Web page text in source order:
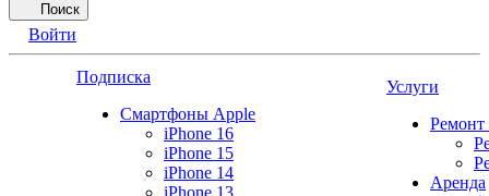
Поиск
Войти
Подписка
Смартфоны Apple
iPhone 16
iPhone 15
iPhone 14
iPhone 13
Услуги
Ремонт
Аренда